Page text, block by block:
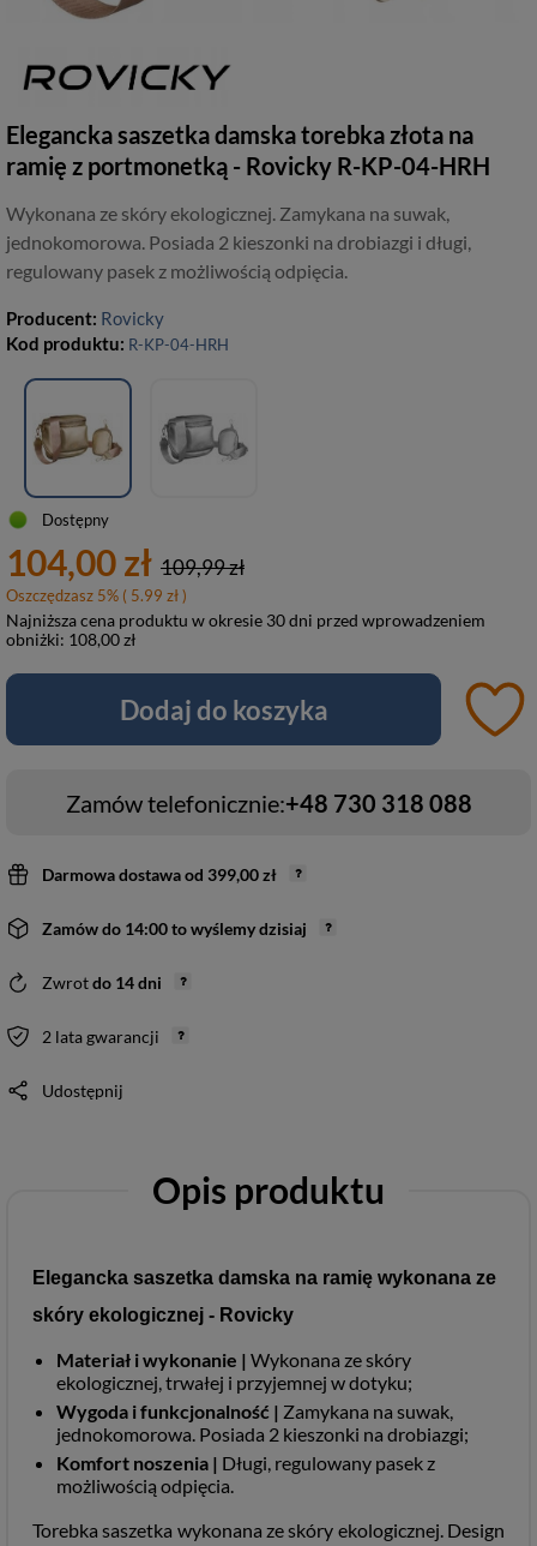
Elegancka saszetka damska torebka złota na
ramię z portmonetką - Rovicky R-KP-04-HRH
Wykonana ze skóry ekologicznej. Zamykana na suwak,
jednokomorowa. Posiada 2 kieszonki na drobiazgi i długi,
regulowany pasek z możliwością odpięcia.
Producent: Rovicky
Kod produktu: R-KP-04-HRH
Dostępny
104,00 zł 109,99 zł
Oszczędzasz 5% ( 5.99 zł )
Najniższa cena produktu w okresie 30 dni przed wprowadzeniem
obniżki: 108,00 zł
Dodaj do koszyka
Zamów telefonicznie:+48 730 318 088
Darmowa dostawaod 399,00 zł
Zamów do 14:00 to wyślemy dzisiaj
Zwrotdo 14dni
2 lata gwarancji
Udostępnij
Opis produktu
Elegancka saszetka damska na ramię wykonana ze
skóry ekologicznej - Rovicky
Materiał i wykonanie | Wykonana ze skóry
ekologicznej, trwałej i przyjemnej w dotyku;
Wygoda i funkcjonalność | Zamykana na suwak,
jednokomorowa. Posiada 2 kieszonki na drobiazgi;
Komfort noszenia | Długi, regulowany pasek z
możliwością odpięcia.
Torebka saszetka wykonana ze skóry ekologicznej. Design